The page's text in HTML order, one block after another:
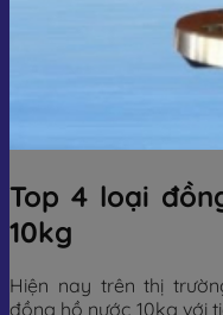
Top 4 loại
10kg
Hiện nay trên thị
đồng hồ nước 10kg với